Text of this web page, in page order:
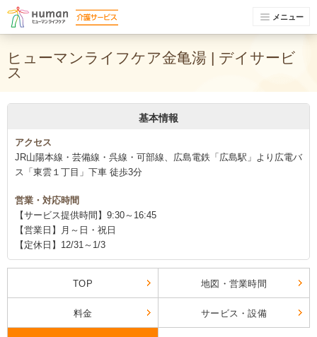
メニュー
ヒューマンライフケア金亀湯 | デイサービ
ス
基本情報
アクセス
JR山陽本線・芸備線・呉線・可部線、広島電鉄「広島駅」より広電バ
ス「東雲１丁目」下車 徒歩3分
営業・対応時間
【サービス提供時間】9:30～16:45
【営業日】月～日・祝日
【定休日】12/31～1/3
TOP 地図・営業時間
料金 サービス・設備